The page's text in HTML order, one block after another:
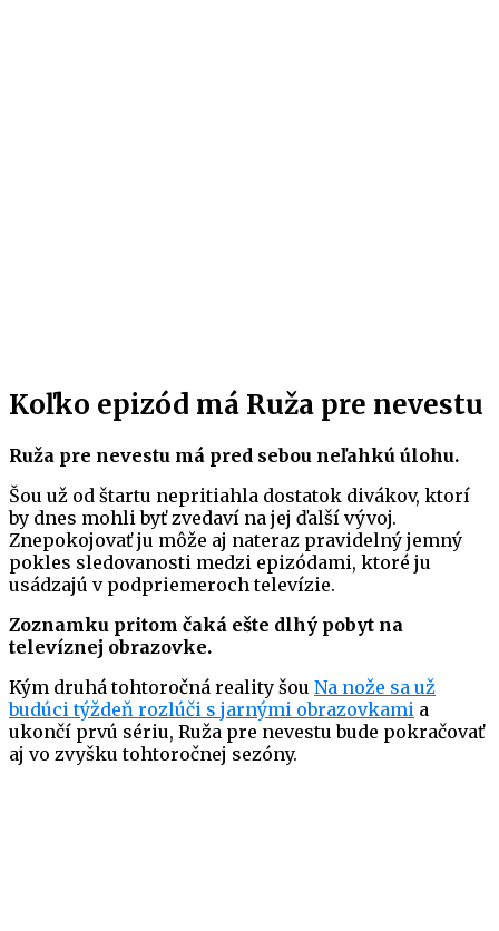
Koľko epizód má Ruža pre nevestu
Ruža pre nevestu má pred sebou neľahkú úlohu.
Šou už od štartu nepritiahla dostatok divákov, ktorí
by dnes mohli byť zvedaví na jej ďalší vývoj.
Znepokojovať ju môže aj nateraz pravidelný jemný
pokles sledovanosti medzi epizódami, ktoré ju
usádzajú v podpriemeroch televízie.
Zoznamku pritom čaká ešte dlhý pobyt na
televíznej obrazovke.
Kým druhá tohtoročná reality šou Na nože sa už
budúci týždeň rozlúči s jarnými obrazovkami a
ukončí prvú sériu, Ruža pre nevestu bude pokračovať
aj vo zvyšku tohtoročnej sezóny.